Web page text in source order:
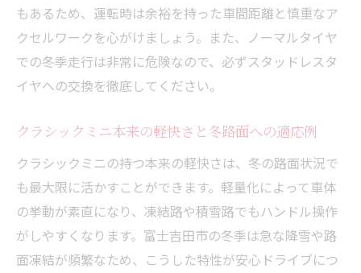
もあるため、運転時は余裕を持った車間距離と慎重なア
クセルワークを心がけましょう。また、ノーマルタイヤ
での冬季走行は非常に危険なので、必ずスタッドレスタ
イヤへの交換を徹底してください。
クラシックミニ本来の軽快さと冬路面への適応例
クラシックミニの持つ本来の軽快さは、冬の路面状況で
も最大限に活かすことができます。軽量化によって車体
の挙動が素直になり、凍結路や積雪路でもハンドル操作
がしやすくなります。富士吉田市の冬季は急な降雪や路
面凍結が頻繁なため、こうした特性が安心ドライブにつ